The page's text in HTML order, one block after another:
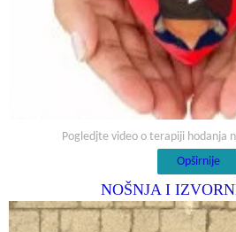
Pogledjte video o terapiji hodanja
Opširnije
NOŠNJA I